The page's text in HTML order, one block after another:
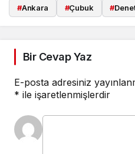
#Ankara #Çubuk #
Bir Cevap Yaz
E-posta adresiniz
* ile işaretlenmişlerdir